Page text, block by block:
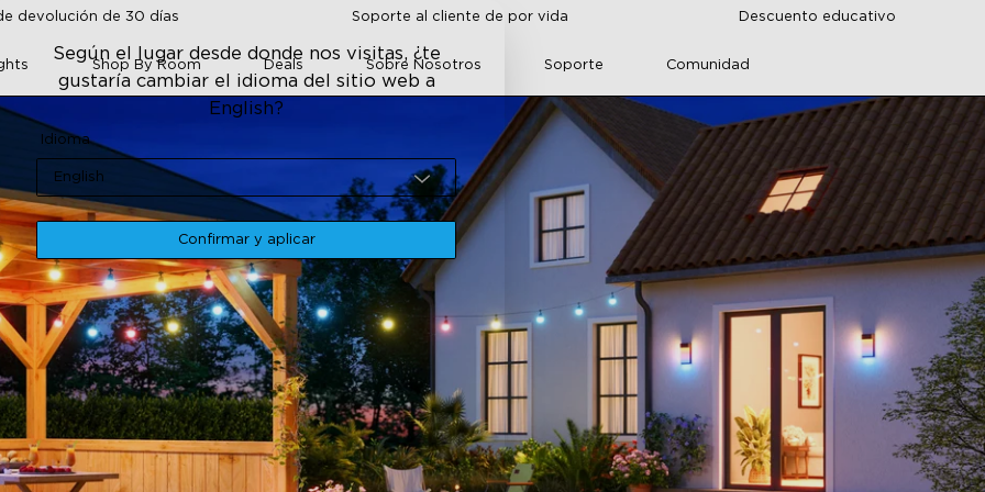
devolución de 30 días Soporte al cliente de por vida Descuento educativo
Shop By Room Deals Sobre Nosotros Soporte Comunidad
Según el lugar desde donde nos visitas, ¿te
gustaría cambiar el idioma del sitio web a
English?
Idioma
English
Confirmar y aplicar